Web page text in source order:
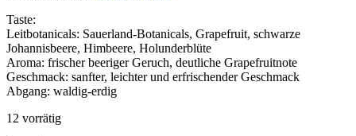
Taste:
Leitbotanicals: Sauerland-Botanicals, Grapefruit, schwarze
Johannisbeere, Himbeere, Holunderblüte
Aroma: frischer beeriger Geruch, deutliche Grapefruitnote
Geschmack: sanfter, leichter und erfrischender Geschmack
Abgang: waldig-erdig
12 vorrätig